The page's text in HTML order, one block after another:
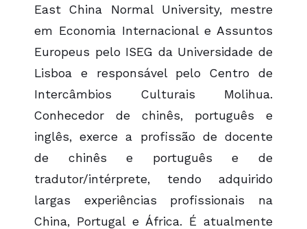
East China Normal University, mestre
em Economia Internacional e Assuntos
Europeus pelo ISEG da Universidade de
Lisboa e responsável pelo Centro de
Intercâmbios Culturais Molihua.
Conhecedor de chinês, português e
inglês, exerce a profissão de docente
de chinês e português e de
tradutor/intérprete, tendo adquirido
largas experiências profissionais na
China, Portugal e África. É atualmente